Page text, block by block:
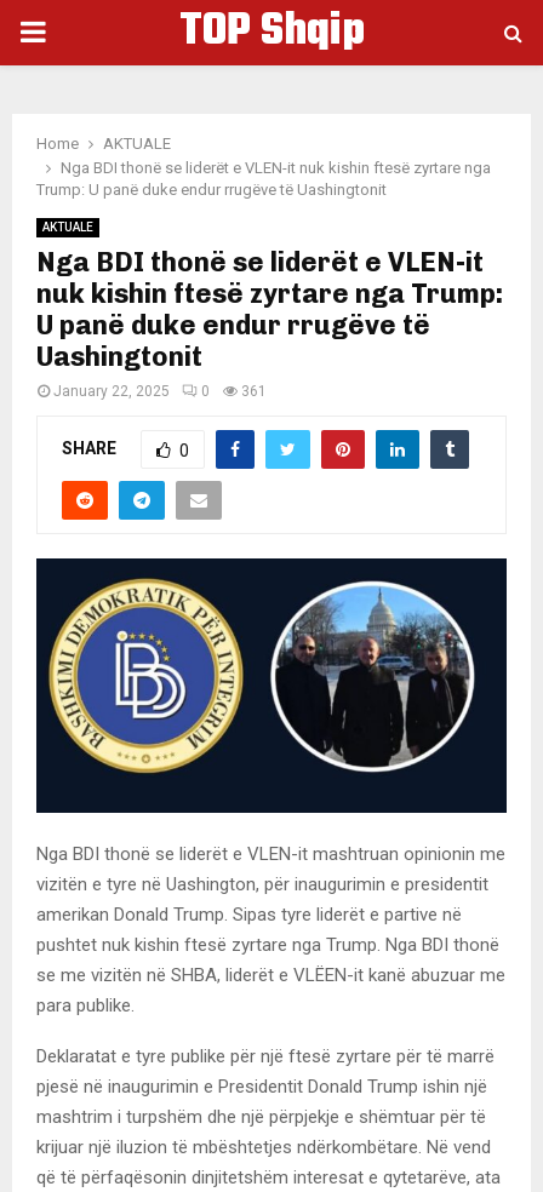
PRIMARY
TOP Shqip
Home
AKTUALE
Nga BDI thonë se liderët e VLEN-it nuk kishin ftesë zyrtare nga
Trump: U panë duke endur rrugëve të Uashingtonit
AKTUALE
Nga BDI thonë se liderët e VLEN-it
nuk kishin ftesë zyrtare nga Trump:
U panë duke endur rrugëve të
Uashingtonit
January 22, 2025 0 361
SHARE 0
Nga BDI thonë se liderët e VLEN-it mashtruan opinionin me
vizitën e tyre në Uashington, për inaugurimin e presidentit
amerikan Donald Trump. Sipas tyre liderët e partive në
pushtet nuk kishin ftesë zyrtare nga Trump. Nga BDI thonë
se me vizitën në SHBA, liderët e VLËEN-it kanë abuzuar me
para publike.
Deklaratat e tyre publike për një ftesë zyrtare për të marrë
pjesë në inaugurimin e Presidentit Donald Trump ishin një
mashtrim i turpshëm dhe një përpjekje e shëmtuar për të
krijuar një iluzion të mbështetjes ndërkombëtare. Në vend
që të përfaqësonin dinjitetshëm interesat e qytetarëve, ata